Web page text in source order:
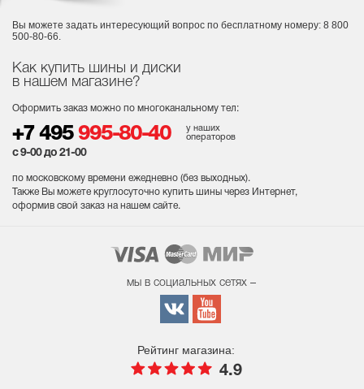
Как купить шины и диски
в нашем магазине?
Оформить заказ можно по многоканальному тел:
+7 495 995-80-40
у наших
операторов
с 9-00 до 21-00
по московскому времени ежедневно (без выходных).
Также Вы можете круглосуточно купить шины через Интернет,
оформив свой заказ на нашем сайте.
Вы можете задать интересующий вопрос по бесплатному номеру: 8 800
500-80-66.
мы в социальных сетях –
Рейтинг магазина:
4.9